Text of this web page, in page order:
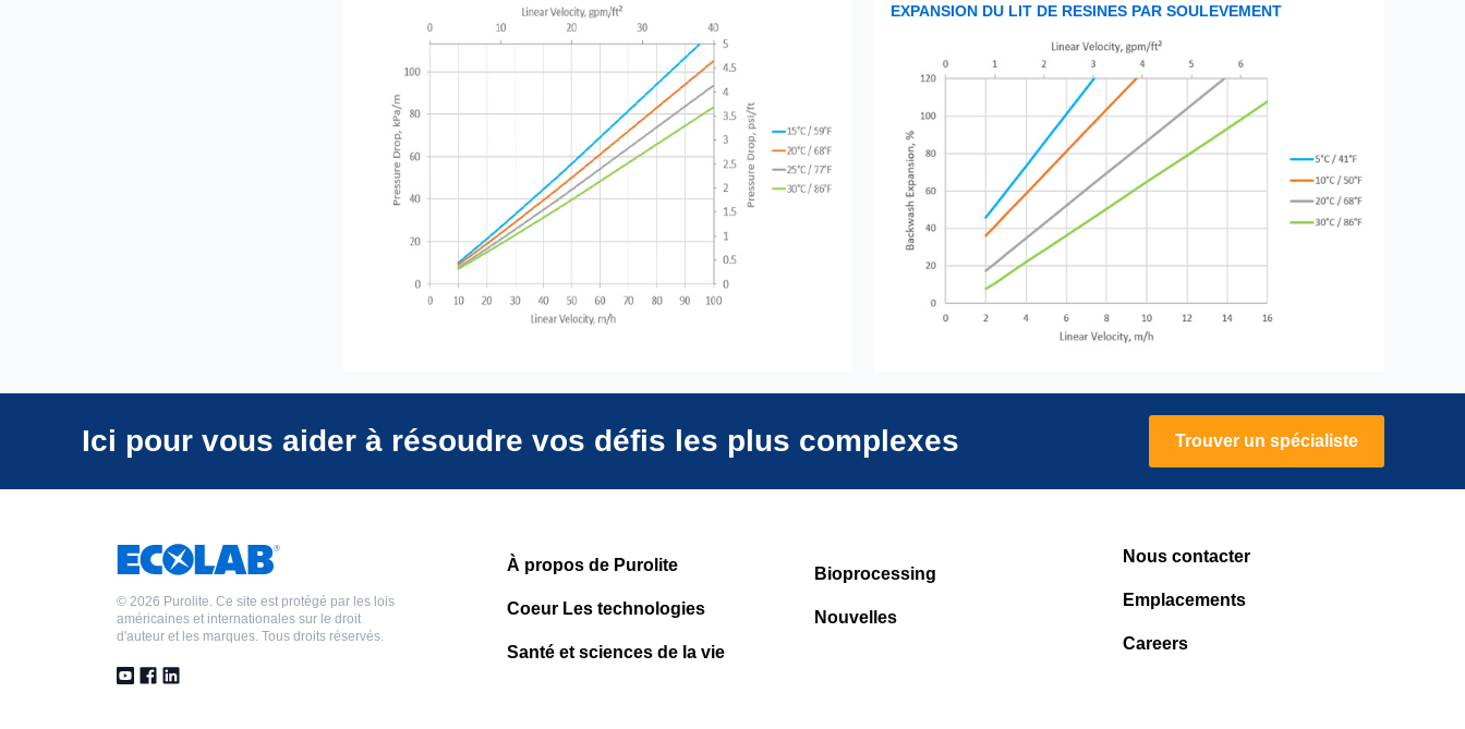
EXPANSION DU LIT DE RESINES PAR SOULEVEMENT
Ici pour vous aider à résoudre vos défis les plus complexes Trouver un spécialiste
© 2026 Purolite. Ce site est protégé par les lois
américaines et internationales sur le droit
d'auteur et les marques. Tous droits réservés.
À propos de Purolite
Coeur Les technologies
Santé et sciences de la vie
Bioprocessing
Nouvelles
Nous contacter
Emplacements
Careers